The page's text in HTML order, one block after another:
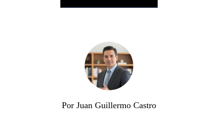
Por Juan Guillermo Castro